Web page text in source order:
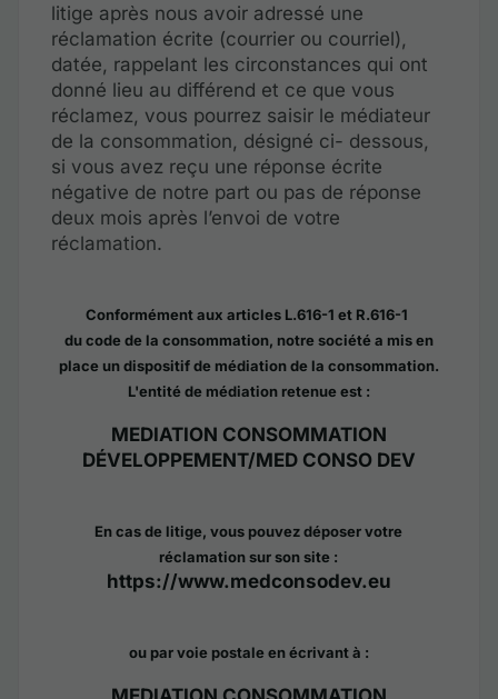
litige après nous avoir adressé une
réclamation écrite (courrier ou courriel),
datée, rappelant les circonstances qui ont
donné lieu au différend et ce que vous
réclamez, vous pourrez saisir le médiateur
de la consommation, désigné ci- dessous,
si vous avez reçu une réponse écrite
négative de notre part ou pas de réponse
deux mois après l’envoi de votre
réclamation.
Conformément aux articles L.616-1 et R.616-1
du code de la consommation, notre société a mis en
place un dispositif de médiation de la consommation.
L'entité de médiation retenue est :
MEDIATION CONSOMMATION
DÉVELOPPEMENT/MED CONSO DEV
En cas de litige, vous pouvez déposer votre
réclamation sur son site :
https://www.medconsodev.eu
ou par voie postale en écrivant à :